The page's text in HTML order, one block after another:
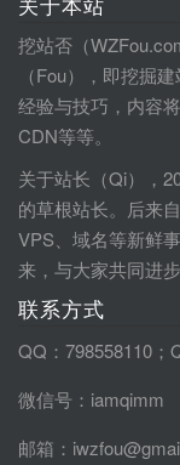
挖站否（
（Fou），即挖掘
经验与技巧，内容
CDN等等。
关于站长（Qi），
的草根站长。后来
VPS、域名等新鲜
来，与大家共同进步
联系方式
QQ：798558110；
微信号：iamqimm
邮箱：